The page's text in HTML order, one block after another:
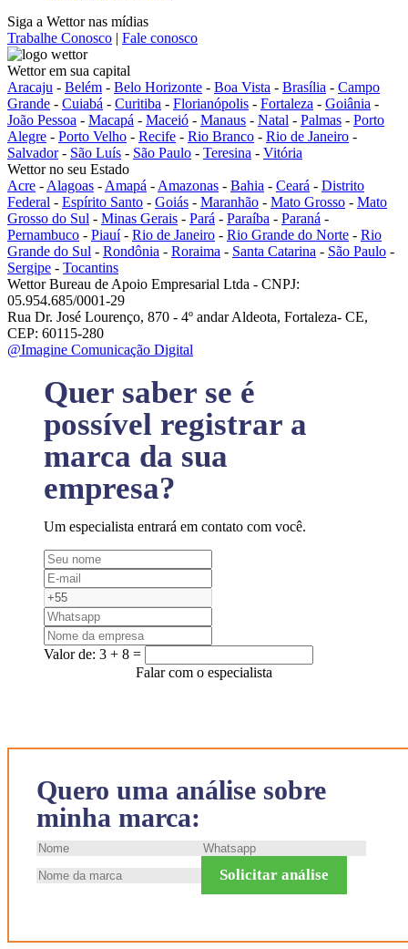
Quero uma análise sobre
minha marca:
Solicitar análise
Siga a Wettor nas mídias
Trabalhe Conosco | Fale conosco
Wettor em sua capital
Aracaju - Belém - Belo Horizonte - Boa Vista - Brasília - Campo
Grande - Cuiabá - Curitiba - Florianópolis - Fortaleza - Goiânia -
João Pessoa - Macapá - Maceió - Manaus - Natal - Palmas - Porto
Alegre - Porto Velho - Recife - Rio Branco - Rio de Janeiro -
Salvador- São Luís - São Paulo - Teresina - Vitória
Wettor no seu Estado
Acre - Alagoas - Amapá - Amazonas - Bahia - Ceará - Distrito
Federal - Espírito Santo - Goiás - Maranhão - Mato Grosso - Mato
Grosso do Sul - Minas Gerais - Pará - Paraíba - Paraná -
Pernambuco - Piauí- Rio de Janeiro - Rio Grande do Norte - Rio
Grande do Sul - Rondônia - Roraima - Santa Catarina - São Paulo -
Sergipe - Tocantins
Wettor Bureau de Apoio Empresarial Ltda - CNPJ:
05.954.685/0001-29
Rua Dr. José Lourenço, 870 - 4º andar Aldeota, Fortaleza- CE,
CEP: 60115-280
@Imagine Comunicação Digital
Quer saber se é
possível registrar a
marca da sua
empresa?
Um especialista entrará em contato com você.
Valor de: 3 + 8 =
Falar com o especialista